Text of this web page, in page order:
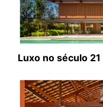
Luxo no século